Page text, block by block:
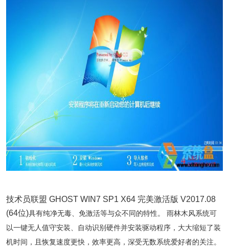
技术员联盟 GHOST WIN7 SP1 X64 完美激活版 V2017.08
(64位)具有纯净无毒、免激活等与众不同的特性。 雨林木风系统可
以一键无人值守安装、自动识别硬件并安装驱动程序，大大缩短了装
机时间，且恢复速度更快，效率更高，深受无数系统爱好者的关注。